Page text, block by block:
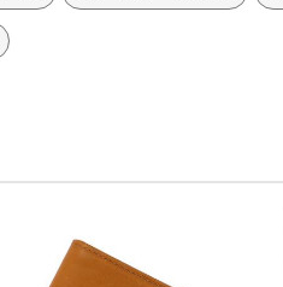
スペシャルカラーパック｜特集